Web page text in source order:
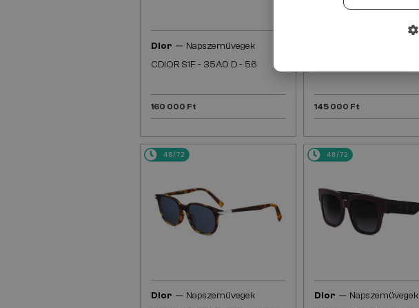
Dior — Napszemüvegek
CDIOR S1F - 35A0 D - 56
160 000 Ft 145 000 Ft
48/72
Dior — Napszemüvegek
48/72
Dior — Napszemüvegek